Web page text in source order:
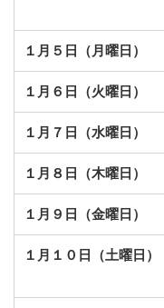
１月５日（月曜日）
１月６日（火曜日）
１月７日（水曜日）
１月８日（木曜日）
１月９日（金曜日）
１月１０日（土曜日）